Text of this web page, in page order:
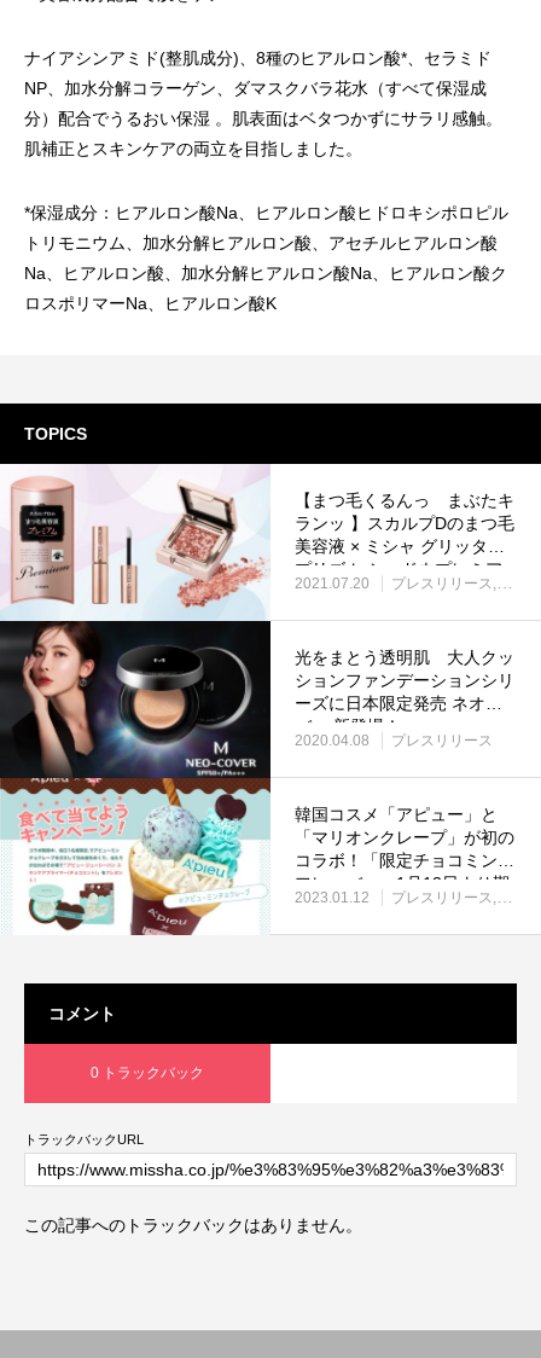
ナイアシンアミド(整肌成分)、8種のヒアルロン酸*、セラミド
NP、加水分解コラーゲン、ダマスクバラ花水（すべて保湿成
分）配合でうるおい保湿 。肌表面はベタつかずにサラリ感触。
肌補正とスキンケアの両立を目指しました。
*保湿成分：ヒアルロン酸Na、ヒアルロン酸ヒドロキシポロピル
トリモニウム、加水分解ヒアルロン酸、アセチルヒアルロン酸
Na、ヒアルロン酸、加水分解ヒアルロン酸Na、ヒアルロン酸ク
ロスポリマーNa、ヒアルロン酸K
TOPICS
【まつ毛くるんっ まぶたキ
ランッ 】スカルプDのまつ毛
美容液 × ミシャ グリッター
プリズム シャドウプレミア
ムセット2021年7月20日
2021.07.20 プレスリリース お知
光をまとう透明肌 大人クッ
ションファンデーションシリ
ーズに日本限定発売 ネオカ
バー 新登場！
2020.04.08 プレスリリース
韓国コスメ「アピュー」と
「マリオンクレープ」が初の
コラボ！「限定チョコミント
フレーバー」1月13日より期
間限定発売。
2023.01.12 プレスリリース お知
コメント
0 トラックバック
トラックバックURL
この記事へのトラックバックはありません。